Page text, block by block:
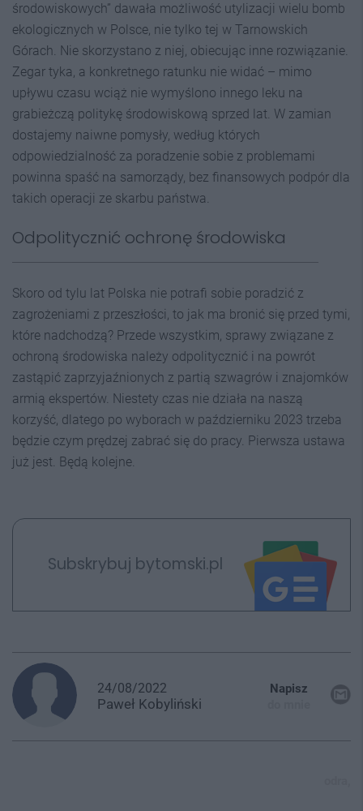
środowiskowych” dawała możliwość utylizacji wielu bomb
ekologicznych w Polsce, nie tylko tej w Tarnowskich
Górach. Nie skorzystano z niej, obiecując inne rozwiązanie.
Zegar tyka, a konkretnego ratunku nie widać – mimo
upływu czasu wciąż nie wymyślono innego leku na
grabieżczą politykę środowiskową sprzed lat. W zamian
dostajemy naiwne pomysły, według których
odpowiedzialność za poradzenie sobie z problemami
powinna spaść na samorządy, bez finansowych podpór dla
takich operacji ze skarbu państwa.
Odpolitycznić ochronę środowiska
Skoro od tylu lat Polska nie potrafi sobie poradzić z
zagrożeniami z przeszłości, to jak ma bronić się przed tymi,
które nadchodzą? Przede wszystkim, sprawy związane z
ochroną środowiska należy odpolitycznić i na powrót
zastąpić zaprzyjaźnionych z partią szwagrów i znajomków
armią ekspertów. Niestety czas nie działa na naszą
korzyść, dlatego po wyborach w październiku 2023 trzeba
będzie czym prędzej zabrać się do pracy. Pierwsza ustawa
już jest. Będą kolejne.
Subskrybuj bytomski.pl
24/08/2022
Paweł Kobyliński
Napisz